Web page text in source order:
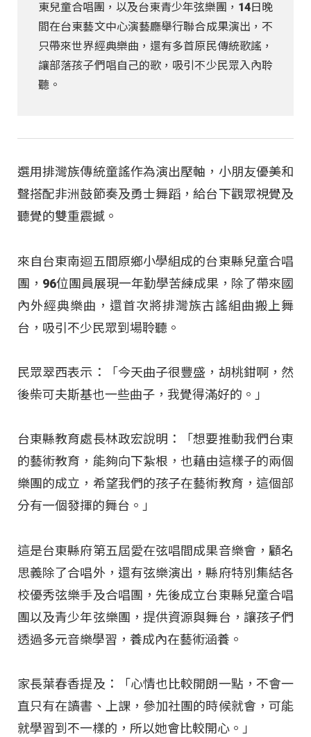
東兒童合唱團，以及台東青少年弦樂團，14日晚
間在台東藝文中心演藝廳舉行聯合成果演出，不
只帶來世界經典樂曲，還有多首原民傳統歌謠，
讓部落孩子們唱自己的歌，吸引不少民眾入內聆
聽。
選用排灣族傳統童謠作為演出壓軸，小朋友優美和
聲搭配非洲鼓節奏及勇士舞蹈，給台下觀眾視覺及
聽覺的雙重震撼。
來自台東南迴五間原鄉小學組成的台東縣兒童合唱
團，96位團員展現一年勤學苦練成果，除了帶來國
內外經典樂曲，還首次將排灣族古謠組曲搬上舞
台，吸引不少民眾到場聆聽。
民眾翠西表示：「今天曲子很豐盛，胡桃鉗啊，然
後柴可夫斯基也一些曲子，我覺得滿好的。」
台東縣教育處長林政宏說明：「想要推動我們台東
的藝術教育，能夠向下紮根，也藉由這樣子的兩個
樂團的成立，希望我們的孩子在藝術教育，這個部
分有一個發揮的舞台。」
這是台東縣府第五屆愛在弦唱間成果音樂會，顧名
思義除了合唱外，還有弦樂演出，縣府特別集結各
校優秀弦樂手及合唱團，先後成立台東縣兒童合唱
團以及青少年弦樂團，提供資源與舞台，讓孩子們
透過多元音樂學習，養成內在藝術涵養。
家長葉春香提及：「心情也比較開朗一點，不會一
直只有在讀書、上課，參加社團的時候就會，可能
就學習到不一樣的，所以她會比較開心。」